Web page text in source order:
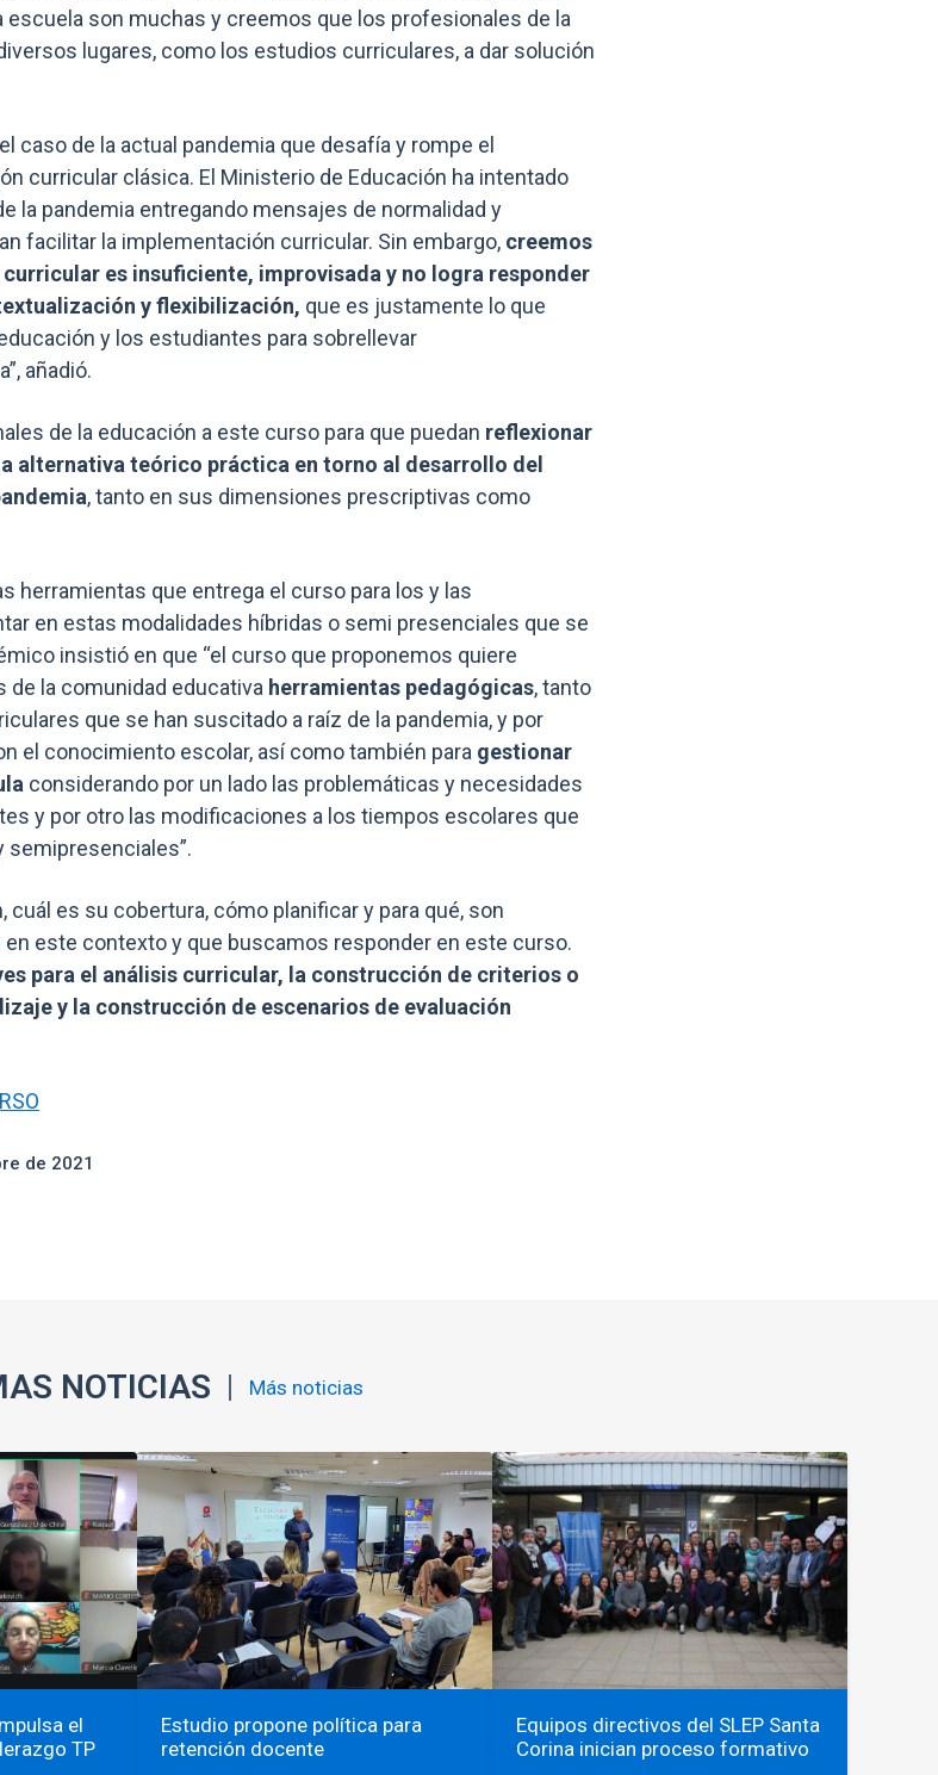
escuela son muchas y creemos que los profesionales de la
lugares, como los estudios curriculares, a dar solución
caso de la actual pandemia que desafía y rompe el
curricular clásica. El Ministerio de Educación ha intentado
la pandemia entregando mensajes de normalidad y
facilitar la implementación curricular. Sin embargo, creemos
es insuficiente, improvisada y no logra responder
y flexibilización, que es justamente lo que
y los estudiantes para sobrellevar
añadió.
de la educación a este curso para que puedan reflexionar
alternativa teórico práctica en torno al desarrollo del
, tanto en sus dimensiones prescriptivas como
herramientas que entrega el curso para los y las
en estas modalidades híbridas o semi presenciales que se
insistió en que “el curso que proponemos quiere
la comunidad educativa herramientas pedagógicas, tanto
que se han suscitado a raíz de la pandemia, y por
el conocimiento escolar, así como también para gestionar
considerando por un lado las problemáticas y necesidades
y por otro las modificaciones a los tiempos escolares que
semipresenciales”.
cuál es su cobertura, cómo planificar y para qué, son
este contexto y que buscamos responder en este curso.
para el análisis curricular, la construcción de criterios o
y la construcción de escenarios de evaluación
de 2021
NOTICIAS Más noticias
el
TP
Estudio propone política para
retención docente
Equipos directivos del SLEP Santa
Corina inician proceso formativo